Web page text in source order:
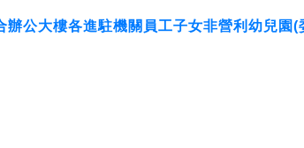
辦公大樓各進駐機關員工子女非營利幼兒園